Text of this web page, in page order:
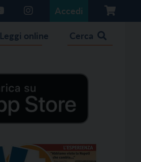
Accedi
Leggi online Cerca